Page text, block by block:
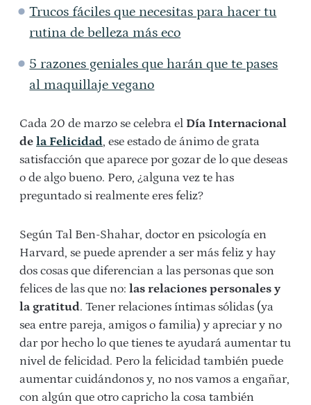
Trucos fáciles que necesitas para hacer tu
rutina de belleza más eco
5 razones geniales que harán que te pases
al maquillaje vegano
Cada 20 de marzo se celebra el Día Internacional
de la Felicidad, ese estado de ánimo de grata
satisfacción que aparece por gozar de lo que deseas
o de algo bueno. Pero, ¿alguna vez te has
preguntado si realmente eres feliz?
Según Tal Ben-Shahar, doctor en psicología en
Harvard, se puede aprender a ser más feliz y hay
dos cosas que diferencian a las personas que son
felices de las que no: las relaciones personales y
la gratitud. Tener relaciones íntimas sólidas (ya
sea entre pareja, amigos o familia) y apreciar y no
dar por hecho lo que tienes te ayudará aumentar tu
nivel de felicidad. Pero la felicidad también puede
aumentar cuidándonos y, no nos vamos a engañar,
con algún que otro capricho la cosa también